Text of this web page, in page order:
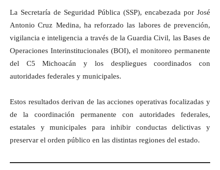
La Secretaría de Seguridad Pública (SSP), encabezada por José
Antonio Cruz Medina, ha reforzado las labores de prevención,
vigilancia e inteligencia a través de la Guardia Civil, las Bases de
Operaciones Interinstitucionales (BOI), el monitoreo permanente
del C5 Michoacán y los despliegues coordinados con
autoridades federales y municipales.
Estos resultados derivan de las acciones operativas focalizadas y
de la coordinación permanente con autoridades federales,
estatales y municipales para inhibir conductas delictivas y
preservar el orden público en las distintas regiones del estado.